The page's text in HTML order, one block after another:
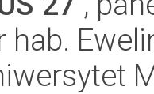
hab.